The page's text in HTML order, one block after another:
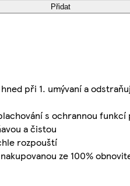
Přidat
při 1. umývaní a
s ochrannou
a čistou
rozpouští
ze 100%